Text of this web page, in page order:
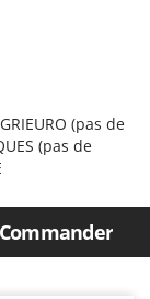
(pas de
(pas de
Commander